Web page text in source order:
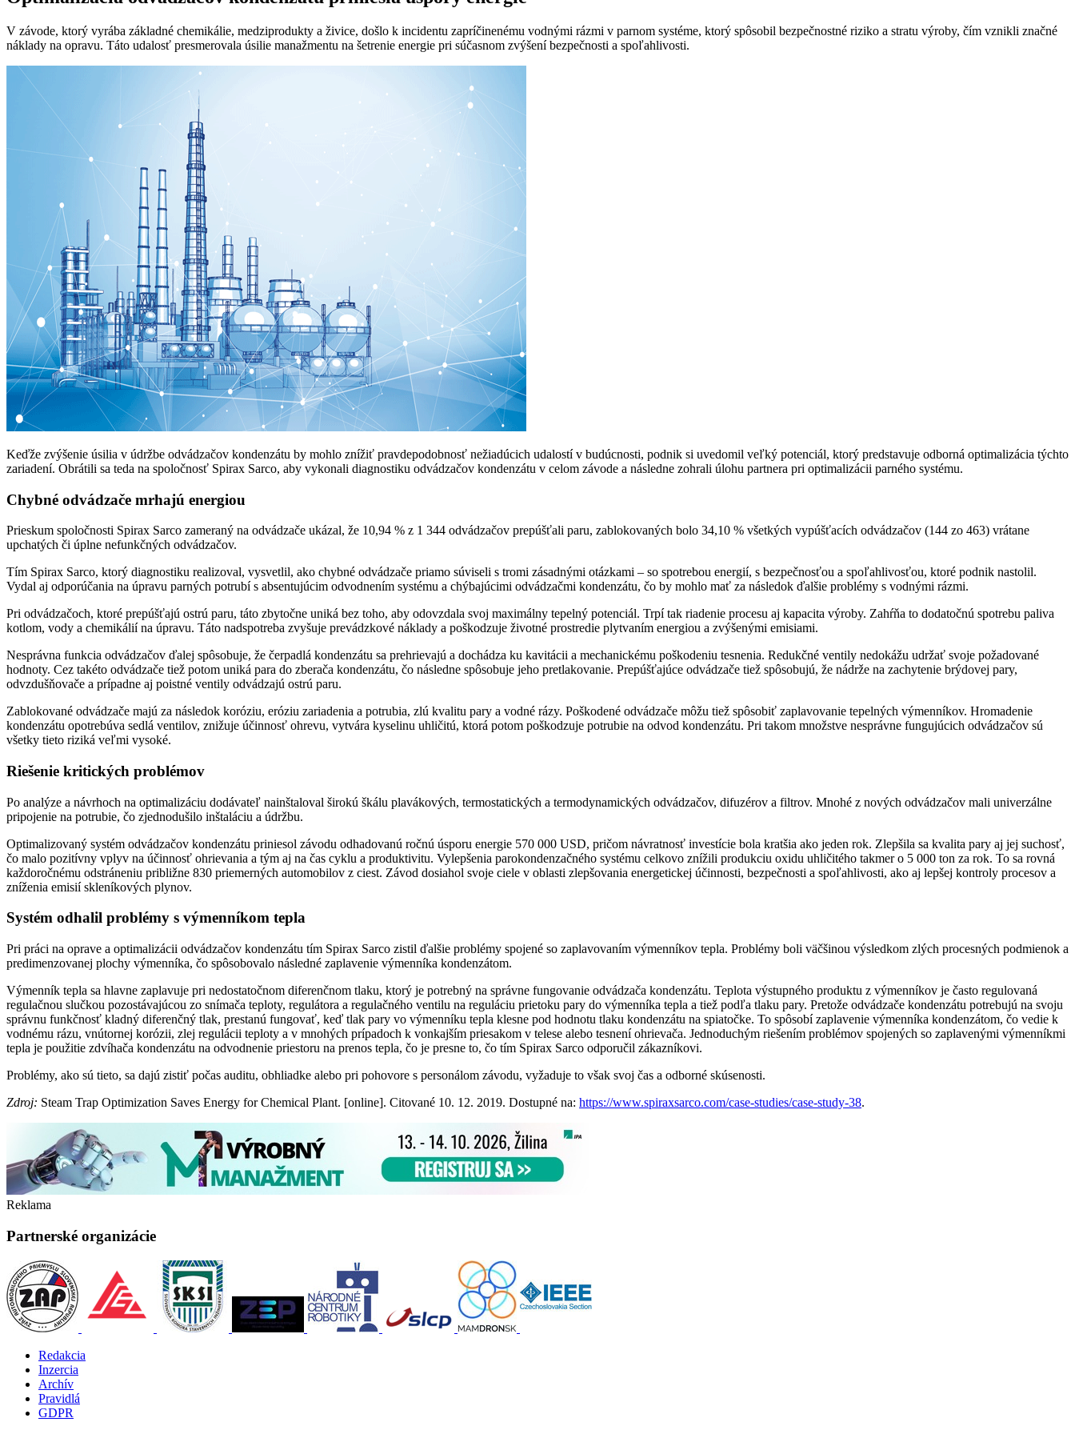
V závode, ktorý vyrába základné chemikálie, medziprodukty a živice, došlo k incidentu zapríčinenému vodnými rázmi v parnom systéme, ktorý spôsobil bezpečnostné riziko a stratu výroby, čím vznikli značné
náklady na opravu. Táto udalosť presmerovala úsilie manažmentu na šetrenie energie pri súčasnom zvýšení bezpečnosti a spoľahlivosti.
Keďže zvýšenie úsilia v údržbe odvádzačov kondenzátu by mohlo znížiť pravdepodobnosť nežiadúcich udalostí v budúcnosti, podnik si uvedomil veľký potenciál, ktorý predstavuje odborná optimalizácia týchto
zariadení. Obrátili sa teda na spoločnosť Spirax Sarco, aby vykonali diagnostiku odvádzačov kondenzátu v celom závode a následne zohrali úlohu partnera pri optimalizácii parného systému.
Chybné odvádzače mrhajú energiou
Prieskum spoločnosti Spirax Sarco zameraný na odvádzače ukázal, že 10,94 % z 1 344 odvádzačov prepúšťali paru, zablokovaných bolo 34,10 % všetkých vypúšťacích odvádzačov (144 zo 463) vrátane
upchatých či úplne nefunkčných odvádzačov.
Tím Spirax Sarco, ktorý diagnostiku realizoval, vysvetlil, ako chybné odvádzače priamo súviseli s tromi zásadnými otázkami – so spotrebou energií, s bezpečnosťou a spoľahlivosťou, ktoré podnik nastolil.
Vydal aj odporúčania na úpravu parných potrubí s absentujúcim odvodnením systému a chýbajúcimi odvádzačmi kondenzátu, čo by mohlo mať za následok ďalšie problémy s vodnými rázmi.
Pri odvádzačoch, ktoré prepúšťajú ostrú paru, táto zbytočne uniká bez toho, aby odovzdala svoj maximálny tepelný potenciál. Trpí tak riadenie procesu aj kapacita výroby. Zahŕňa to dodatočnú spotrebu paliva
kotlom, vody a chemikálií na úpravu. Táto nadspotreba zvyšuje prevádzkové náklady a poškodzuje životné prostredie plytvaním energiou a zvýšenými emisiami.
Nesprávna funkcia odvádzačov ďalej spôsobuje, že čerpadlá kondenzátu sa prehrievajú a dochádza ku kavitácii a mechanickému poškodeniu tesnenia. Redukčné ventily nedokážu udržať svoje požadované
hodnoty. Cez takéto odvádzače tiež potom uniká para do zberača kondenzátu, čo následne spôsobuje jeho pretlakovanie. Prepúšťajúce odvádzače tiež spôsobujú, že nádrže na zachytenie brýdovej pary,
odvzdušňovače a prípadne aj poistné ventily odvádzajú ostrú paru.
Zablokované odvádzače majú za následok koróziu, eróziu zariadenia a potrubia, zlú kvalitu pary a vodné rázy. Poškodené odvádzače môžu tiež spôsobiť zaplavovanie tepelných výmenníkov. Hromadenie
kondenzátu opotrebúva sedlá ventilov, znižuje účinnosť ohrevu, vytvára kyselinu uhličitú, ktorá potom poškodzuje potrubie na odvod kondenzátu. Pri takom množstve nesprávne fungujúcich odvádzačov sú
všetky tieto riziká veľmi vysoké.
Riešenie kritických problémov
Po analýze a návrhoch na optimalizáciu dodávateľ nainštaloval širokú škálu plavákových, termostatických a termodynamických odvádzačov, difuzérov a filtrov. Mnohé z nových odvádzačov mali univerzálne
pripojenie na potrubie, čo zjednodušilo inštaláciu a údržbu.
Optimalizovaný systém odvádzačov kondenzátu priniesol závodu odhadovanú ročnú úsporu energie 570 000 USD, pričom návratnosť investície bola kratšia ako jeden rok. Zlepšila sa kvalita pary aj jej suchosť,
čo malo pozitívny vplyv na účinnosť ohrievania a tým aj na čas cyklu a produktivitu. Vylepšenia parokondenzačného systému celkovo znížili produkciu oxidu uhličitého takmer o 5 000 ton za rok. To sa rovná
každoročnému odstráneniu približne 830 priemerných automobilov z ciest. Závod dosiahol svoje ciele v oblasti zlepšovania energetickej účinnosti, bezpečnosti a spoľahlivosti, ako aj lepšej kontroly procesov a
zníženia emisií skleníkových plynov.
Systém odhalil problémy s výmenníkom tepla
Pri práci na oprave a optimalizácii odvádzačov kondenzátu tím Spirax Sarco zistil ďalšie problémy spojené so zaplavovaním výmenníkov tepla. Problémy boli väčšinou výsledkom zlých procesných podmienok a
predimenzovanej plochy výmenníka, čo spôsobovalo následné zaplavenie výmenníka kondenzátom.
Výmenník tepla sa hlavne zaplavuje pri nedostatočnom diferenčnom tlaku, ktorý je potrebný na správne fungovanie odvádzača kondenzátu. Teplota výstupného produktu z výmenníkov je často regulovaná
regulačnou slučkou pozostávajúcou zo snímača teploty, regulátora a regulačného ventilu na reguláciu prietoku pary do výmenníka tepla a tiež podľa tlaku pary. Pretože odvádzače kondenzátu potrebujú na svoju
správnu funkčnosť kladný diferenčný tlak, prestanú fungovať, keď tlak pary vo výmenníku tepla klesne pod hodnotu tlaku kondenzátu na spiatočke. To spôsobí zaplavenie výmenníka kondenzátom, čo vedie k
vodnému rázu, vnútornej korózii, zlej regulácii teploty a v mnohých prípadoch k vonkajším priesakom v telese alebo tesnení ohrievača. Jednoduchým riešením problémov spojených so zaplavenými výmenníkmi
tepla je použitie zdvíhača kondenzátu na odvodnenie priestoru na prenos tepla, čo je presne to, čo tím Spirax Sarco odporučil zákazníkovi.
Problémy, ako sú tieto, sa dajú zistiť počas auditu, obhliadke alebo pri pohovore s personálom závodu, vyžaduje to však svoj čas a odborné skúsenosti.
Zdroj: Steam Trap Optimization Saves Energy for Chemical Plant. [online]. Citované 10. 12. 2019. Dostupné na: https://www.spiraxsarco.com/case-studies/case-study-38.
Reklama
Partnerské organizácie
Redakcia
Inzercia
Archív
Pravidlá
GDPR